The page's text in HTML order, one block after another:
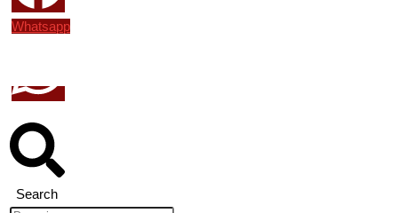
Whatsapp
Search